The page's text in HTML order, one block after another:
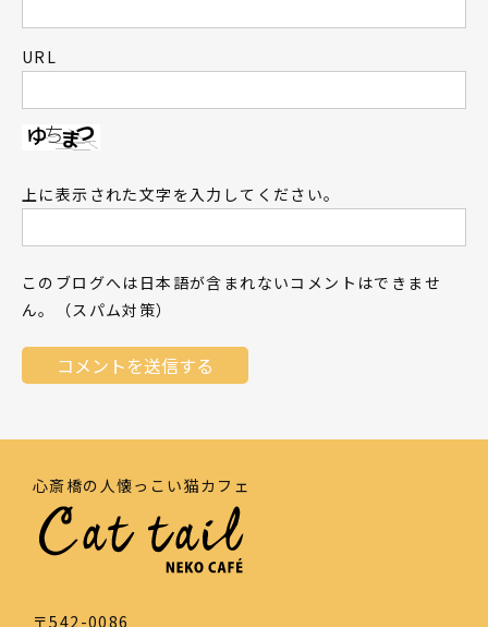
URL
上に表示された文字を入力してください。
このブログへは日本語が含まれないコメントはできませ
ん。（スパム対策）
心斎橋の人懐っこい猫カフェ
〒542-0086